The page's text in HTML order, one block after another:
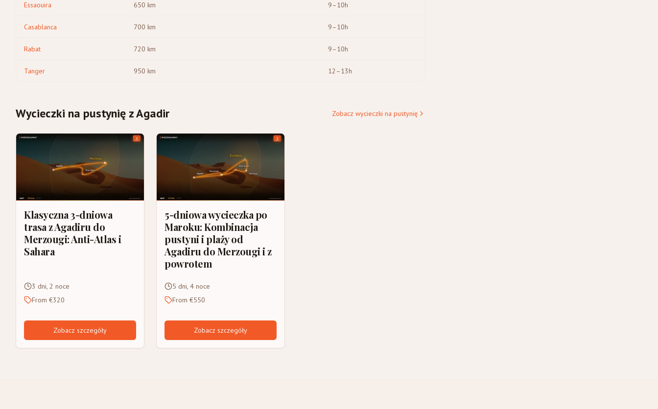
Essaouira 650 km 9–10h
Casablanca 700 km 9–10h
Rabat 720 km 9–10h
Tanger 950 km 12–13h
Wycieczki na pustynię z Agadir Zobacz wycieczki na pustynię
Klasyczna 3-dniowa
trasa z Agadiru do
Merzougi: Anti-Atlas i
Sahara
3 dni, 2 noce
From €320
Zobacz szczegóły
5-dniowa wycieczka po
Maroku: Kombinacja
pustyni i plaży od
Agadiru do Merzougi i z
powrotem
5 dni, 4 noce
From €550
Zobacz szczegóły